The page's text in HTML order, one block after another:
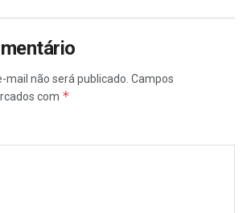
mail não será publicado. Campos
com *